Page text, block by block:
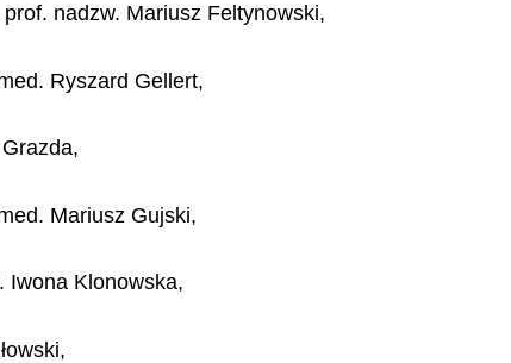
nadzw. Mariusz Feltynowski,
Ryszard Gellert,
Mariusz Gujski,
Iwona Klonowska,